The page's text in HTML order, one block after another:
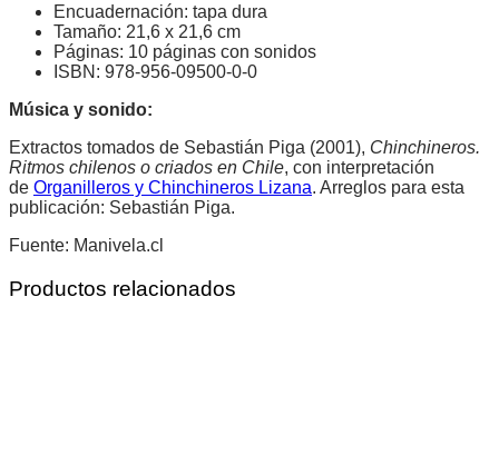
Encuadernación: tapa dura
Tamaño: 21,6 x 21,6 cm
Páginas: 10 páginas con sonidos
ISBN: 978-956-09500-0-0
Música y sonido:
Extractos tomados de Sebastián Piga (2001), Chinchineros.
Ritmos chilenos o criados en Chile, con interpretación
de Organilleros y Chinchineros Lizana. Arreglos para esta
publicación: Sebastián Piga.
Fuente: Manivela.cl
Productos relacionados